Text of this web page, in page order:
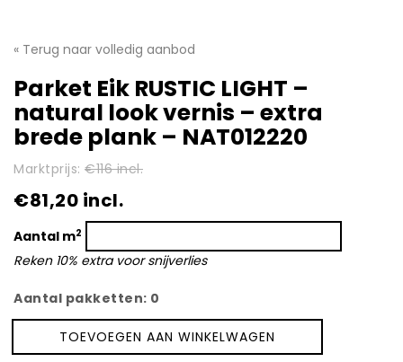
Contact
Video’s en fotogalerij
Brochures
« Terug naar volledig aanbod
Parket Eik RUSTIC LIGHT –
natural look vernis – extra
brede plank – NAT012220
Marktprijs: €116 incl.
€81,20 incl.
Aantal m2
Reken 10% extra voor snijverlies
Aantal pakketten: 0
TOEVOEGEN AAN WINKELWAGEN